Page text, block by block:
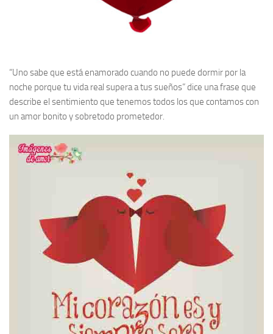
“Uno sabe que está enamorado cuando no puede dormir por la
noche porque tu vida real supera a tus sueños” dice una frase que
describe el sentimiento que tenemos todos los que contamos con
un amor bonito y sobretodo prometedor.